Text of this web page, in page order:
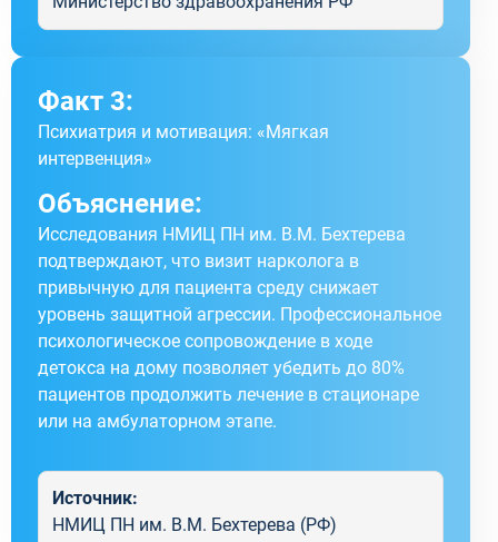
Факт 3:
Психиатрия и мотивация: «Мягкая
интервенция»
Объяснение:
Исследования НМИЦ ПН им. В.М. Бехтерева
подтверждают, что визит нарколога в
привычную для пациента среду снижает
уровень защитной агрессии. Профессиональное
психологическое сопровождение в ходе
детокса на дому позволяет убедить до 80%
пациентов продолжить лечение в стационаре
или на амбулаторном этапе.
Источник:
НМИЦ ПН им. В.М. Бехтерева (РФ)